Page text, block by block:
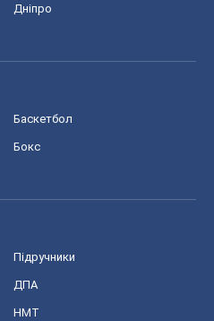
Дніпро
Баскетбол
Бокс
Підручники
ДПА
НМТ